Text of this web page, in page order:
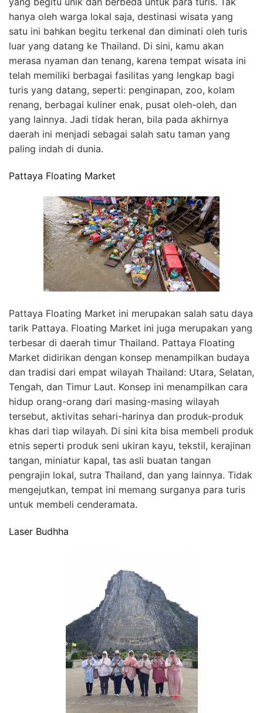
hanya oleh warga lokal saja, destinasi wisata yang
satu ini bahkan begitu terkenal dan diminati oleh turis
luar yang datang ke Thailand. Di sini, kamu akan
merasa nyaman dan tenang, karena tempat wisata ini
telah memiliki berbagai fasilitas yang lengkap bagi
turis yang datang, seperti: penginapan, zoo, kolam
renang, berbagai kuliner enak, pusat oleh-oleh, dan
yang lainnya. Jadi tidak heran, bila pada akhirnya
daerah ini menjadi sebagai salah satu taman yang
paling indah di dunia.
Pattaya Floating Market
Pattaya Floating Market ini merupakan salah satu daya
tarik Pattaya. Floating Market ini juga merupakan yang
terbesar di daerah timur Thailand. Pattaya Floating
Market didirikan dengan konsep menampilkan budaya
dan tradisi dari empat wilayah Thailand: Utara, Selatan,
Tengah, dan Timur Laut. Konsep ini menampilkan cara
hidup orang-orang dari masing-masing wilayah
tersebut, aktivitas sehari-harinya dan produk-produk
khas dari tiap wilayah. Di sini kita bisa membeli produk
etnis seperti produk seni ukiran kayu, tekstil, kerajinan
tangan, miniatur kapal, tas asli buatan tangan
pengrajin lokal, sutra Thailand, dan yang lainnya. Tidak
mengejutkan, tempat ini memang surganya para turis
untuk membeli cenderamata.
Laser Budhha